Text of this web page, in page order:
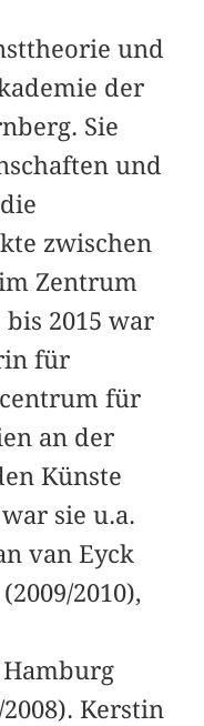
und
der
Sie
und
zwischen
Zentrum
2015 war
für
für
an der
Künste
sie u.a.
van Eyck
2010),
Kerstin